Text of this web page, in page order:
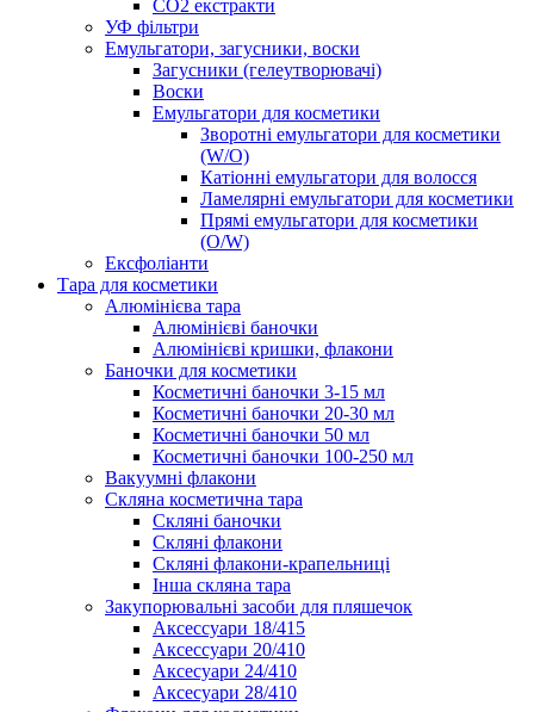
СО2 екстракти
УФ фільтри
Емульгатори, загусники, воски
Загусники (гелеутворювачі)
Воски
Емульгатори для косметики
Зворотні емульгатори для косметики
(W/O)
Катіонні емульгатори для волосся
Ламелярні емульгатори для косметики
Прямі емульгатори для косметики
(O/W)
Ексфоліанти
Тара для косметики
Алюмінієва тара
Алюмінієві баночки
Алюмінієві кришки, флакони
Баночки для косметики
Косметичні баночки 3-15 мл
Косметичні баночки 20-30 мл
Косметичні баночки 50 мл
Косметичні баночки 100-250 мл
Вакуумні флакони
Скляна косметична тара
Скляні баночки
Скляні флакони
Скляні флакони-крапельниці
Інша скляна тара
Закупорювальні засоби для пляшечок
Аксессуари 18/415
Аксессуари 20/410
Аксесуари 24/410
Аксесуари 28/410